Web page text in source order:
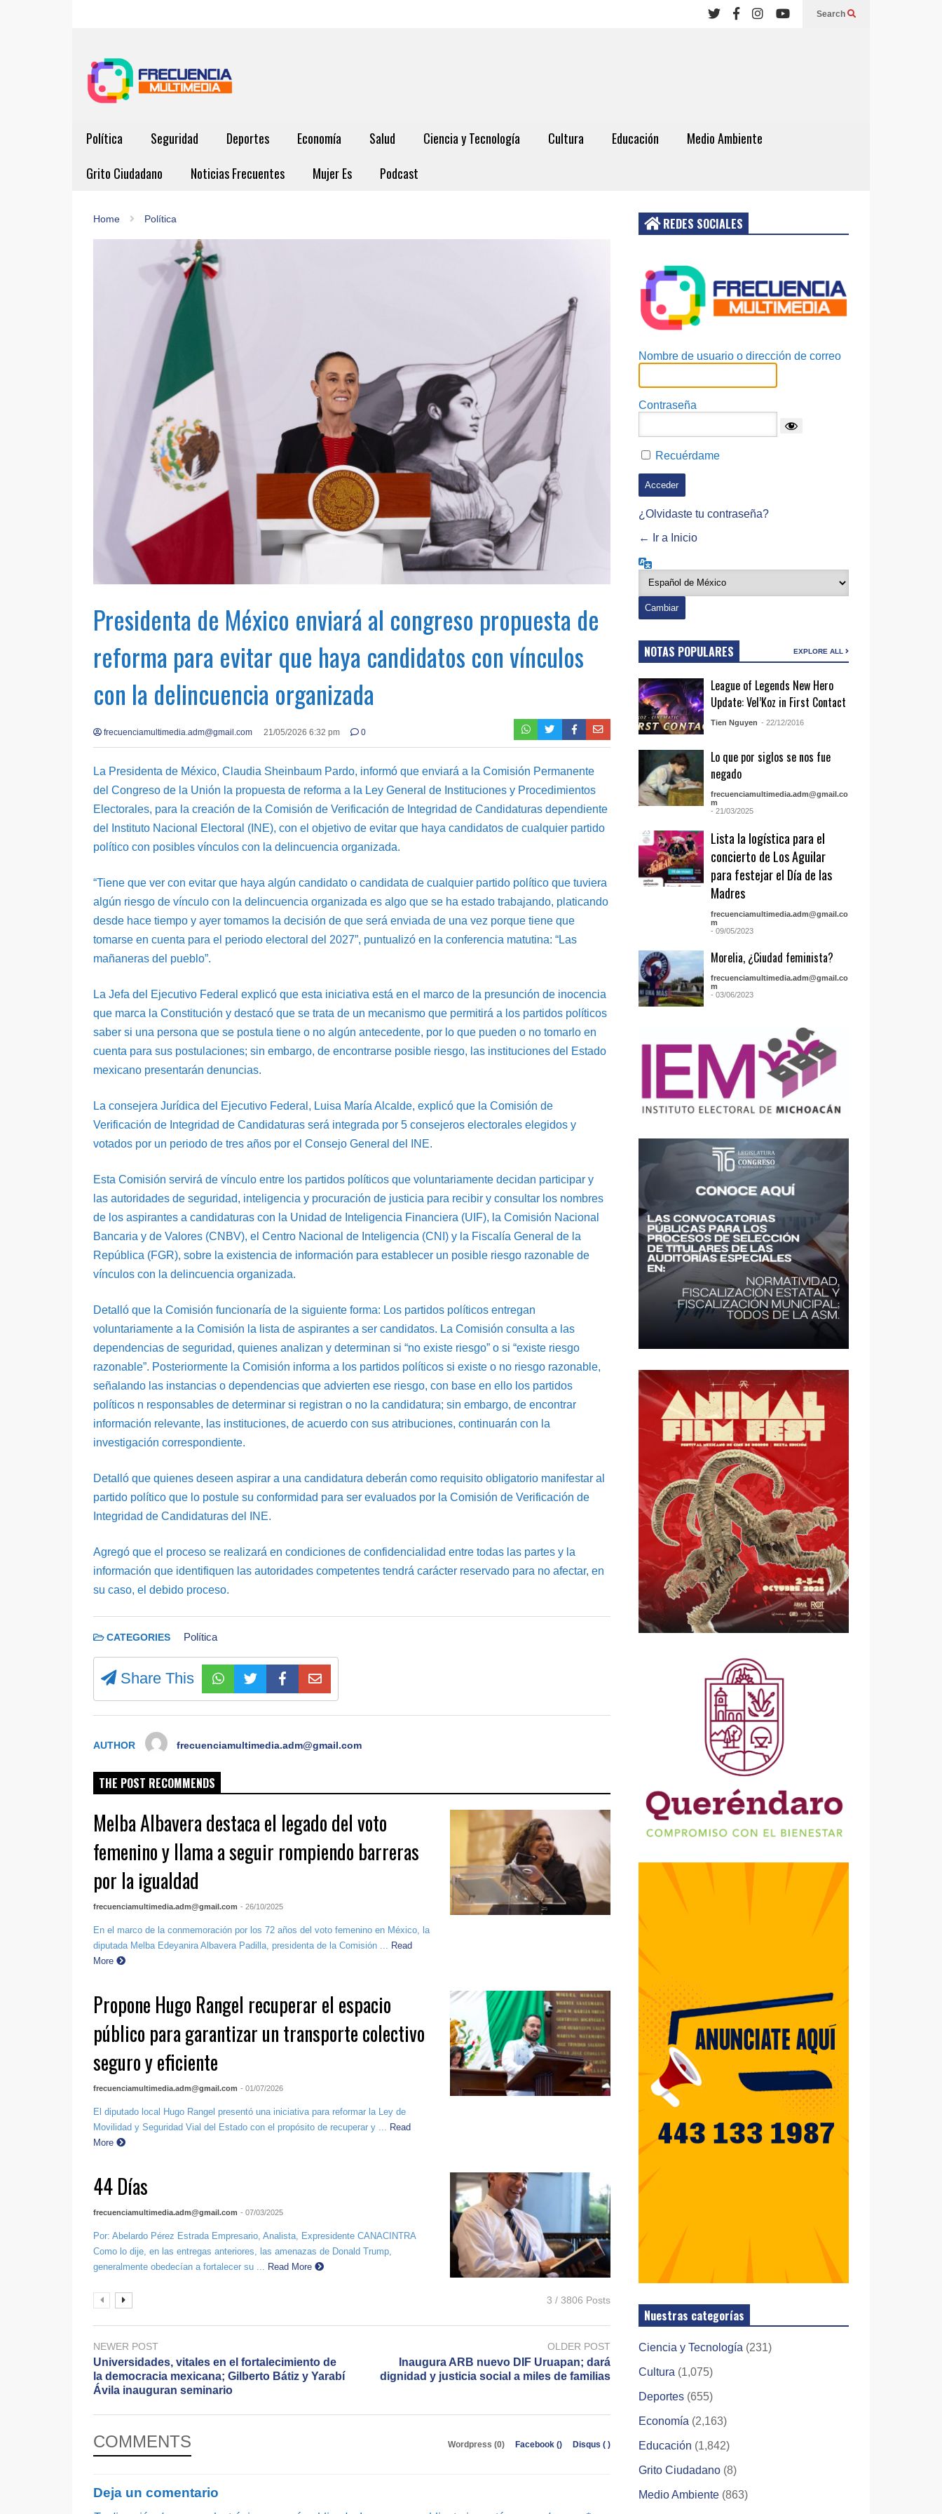
Search
Política Seguridad Deportes Economía Salud Ciencia y Tecnología Cultura Educación
Medio Ambiente
Grito Ciudadano
Noticias Frecuentes Mujer Es Podcast
Home Política
Presidenta de México enviará al congreso propuesta de
reforma para evitar que haya candidatos con vínculos
con la delincuencia organizada
frecuenciamultimedia.adm@gmail.com 21/05/2026 6:32 pm 0
La Presidenta de México, Claudia Sheinbaum Pardo, informó que enviará a la Comisión Permanente
del Congreso de la Unión la propuesta de reforma a la Ley General de Instituciones y Procedimientos
Electorales, para la creación de la Comisión de Verificación de Integridad de Candidaturas dependiente
del Instituto Nacional Electoral (INE), con el objetivo de evitar que haya candidatos de cualquier partido
político con posibles vínculos con la delincuencia organizada.
“Tiene que ver con evitar que haya algún candidato o candidata de cualquier partido político que tuviera
algún riesgo de vínculo con la delincuencia organizada es algo que se ha estado trabajando, platicando
desde hace tiempo y ayer tomamos la decisión de que será enviada de una vez porque tiene que
tomarse en cuenta para el periodo electoral del 2027”, puntualizó en la conferencia matutina: “Las
mañaneras del pueblo”.
La Jefa del Ejecutivo Federal explicó que esta iniciativa está en el marco de la presunción de inocencia
que marca la Constitución y destacó que se trata de un mecanismo que permitirá a los partidos políticos
saber si una persona que se postula tiene o no algún antecedente, por lo que pueden o no tomarlo en
cuenta para sus postulaciones; sin embargo, de encontrarse posible riesgo, las instituciones del Estado
mexicano presentarán denuncias.
La consejera Jurídica del Ejecutivo Federal, Luisa María Alcalde, explicó que la Comisión de
Verificación de Integridad de Candidaturas será integrada por 5 consejeros electorales elegidos y
votados por un periodo de tres años por el Consejo General del INE.
Esta Comisión servirá de vínculo entre los partidos políticos que voluntariamente decidan participar y
las autoridades de seguridad, inteligencia y procuración de justicia para recibir y consultar los nombres
de los aspirantes a candidaturas con la Unidad de Inteligencia Financiera (UIF), la Comisión Nacional
Bancaria y de Valores (CNBV), el Centro Nacional de Inteligencia (CNI) y la Fiscalía General de la
República (FGR), sobre la existencia de información para establecer un posible riesgo razonable de
vínculos con la delincuencia organizada.
Detalló que la Comisión funcionaría de la siguiente forma: Los partidos políticos entregan
voluntariamente a la Comisión la lista de aspirantes a ser candidatos. La Comisión consulta a las
dependencias de seguridad, quienes analizan y determinan si “no existe riesgo” o si “existe riesgo
razonable”. Posteriormente la Comisión informa a los partidos políticos si existe o no riesgo razonable,
señalando las instancias o dependencias que advierten ese riesgo​, con base en ello los partidos
políticos n responsables de determinar si registran o no la candidatura; sin embargo, de encontrar
información relevante, las instituciones, de acuerdo con sus atribuciones, continuarán con la
investigación correspondiente.​
Detalló que quienes deseen aspirar a una candidatura deberán como requisito obligatorio manifestar al
partido político que lo postule su conformidad para ser evaluados por la Comisión de Verificación de
Integridad de Candidaturas del INE.
Agregó que el proceso se realizará en condiciones de confidencialidad entre todas las partes y la
información que identifiquen las autoridades competentes tendrá carácter reservado para no afectar, en
su caso, el debido proceso.
CATEGORIES Política
Share This
AUTHOR frecuenciamultimedia.adm@gmail.com
THE POST RECOMMENDS
Melba Albavera destaca el legado del voto
femenino y llama a seguir rompiendo barreras
por la igualdad
frecuenciamultimedia.adm@gmail.com - 26/10/2025
En el marco de la conmemoración por los 72 años del voto femenino en México, la
diputada Melba Edeyanira Albavera Padilla, presidenta de la Comisión ...
Read
More
Propone Hugo Rangel recuperar el espacio
público para garantizar un transporte colectivo
seguro y eficiente
frecuenciamultimedia.adm@gmail.com - 01/07/2026
El diputado local Hugo Rangel presentó una iniciativa para reformar la Ley de
Movilidad y Seguridad Vial del Estado con el propósito de recuperar y ...
Read
More
44 Días
frecuenciamultimedia.adm@gmail.com - 07/03/2025
Por: Abelardo Pérez Estrada Empresario, Analista, Expresidente CANACINTRA
Como lo dije, en las entregas anteriores, las amenazas de Donald Trump,
generalmente obedecían a fortalecer su ...
Read More
3 / 3806 Posts
NEWER POST
Universidades, vitales en el fortalecimiento de
la democracia mexicana; Gilberto Bátiz y Yarabí
Ávila inauguran seminario
OLDER POST
Inaugura ARB nuevo DIF Uruapan; dará
dignidad y justicia social a miles de familias
COMMENTS Wordpress (0) Facebook () Disqus ( )
Deja un comentario
REDES SOCIALES
Nombre de usuario o dirección de correo
Contraseña
Recuérdame
¿Olvidaste tu contraseña?
← Ir a Inicio
NOTAS POPULARES EXPLORE ALL
League of Legends New Hero
Update: Vel’Koz in First Contact
Tien Nguyen - 22/12/2016
Lo que por siglos se nos fue
negado
frecuenciamultimedia.adm@gmail.co
m
- 21/03/2025
Lista la logística para el
concierto de Los Aguilar
para festejar el Día de las
Madres
frecuenciamultimedia.adm@gmail.co
m
- 09/05/2023
Morelia, ¿Ciudad feminista?
frecuenciamultimedia.adm@gmail.co
m
- 03/06/2023
Nuestras categorías
Ciencia y Tecnología (231)
Cultura (1,075)
Deportes (655)
Economía (2,163)
Educación (1,842)
Grito Ciudadano (8)
Medio Ambiente (863)